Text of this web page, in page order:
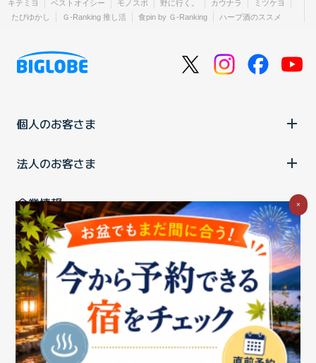
キテミヨ
ベストオイシー モノスポ 野に行く。 カウナラ
ミツケヨ
たびゆかし
Ｇ-Ranking 推し活 食pin by Ｇ-Ranking ハーブ酒のススメ
個人のお客さま
法人のお客さま
企業情報
ご利用中の方
お問い合わせ消費税の表示 ウェブアクセシビリティの取り組み
個人情報保護ポリシープライバシーポータル
Cookieポリシー
特定商取引法に基づく表記情報セキュリティ基本方針
商標についてBIGLOBEトップ
×